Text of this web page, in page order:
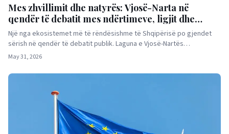
Mes zhvillimit dhe natyrës: Vjosë-Narta në
qendër të debatit mes ndërtimeve, ligjit dhe
presionit ndërkombëtar
Një nga ekosistemet më të rëndësishme të Shqipërisë po gjendet
sërish në qendër të debatit publik. Laguna e Vjosë-Nartës…
May 31, 2026